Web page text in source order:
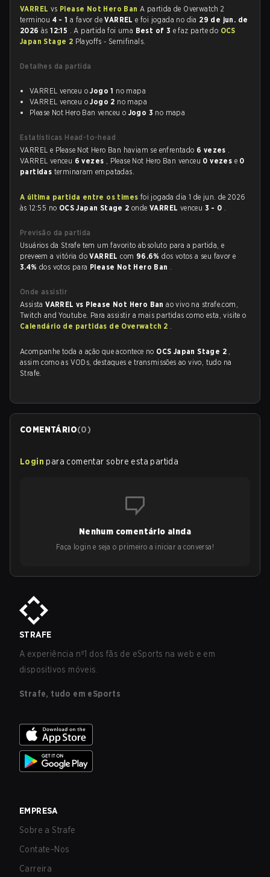
VARREL vs Please Not Hero BanA partida de Overwatch 2
terminou 4 - 1 a favor deVARRELe foi jogada no dia 29 de jun. de
2026 às12:15 . A partida foi uma Best of 3 e faz parte do OCS
Japan Stage 2 Playoffs - Semifinals.
Detalhes da partida
VARREL venceu oJogo 1 no mapa
VARREL venceu oJogo 2 no mapa
Please Not Hero Ban venceu o Jogo 3 no mapa
Estatísticas Head-to-head
VARREL e Please Not Hero Ban haviam se enfrentado 6 vezes .
VARREL venceu 6 vezes , Please Not Hero Ban venceu 0 vezes e 0
partidas terminaram empatadas.
A última partida entre os times foi jogada dia 1 de jun. de 2026
às 12:55 no OCS Japan Stage 2ondeVARREL venceu 3 - 0 .
Previsão da partida
Usuários da Strafe tem um favorito absoluto para a partida, e
preveem a vitória doVARRELcom 96.6%dos votos a seu favor e
3.4% dos votos para Please Not Hero Ban .
Onde assistir
AssistaVARREL vs Please Not Hero Banao vivo na strafe.com,
Twitch and Youtube. Para assistir a mais partidas como esta, visite o
Calendário de partidas de Overwatch 2 .
Acompanhe toda a ação que acontece no OCS Japan Stage 2 ,
assim como as VODs, destaques e transmissões ao vivo, tudo na
Strafe.
COMENTÁRIO(0)
Login para comentar sobre esta partida
Nenhum comentário ainda
Faça login e seja o primeiro a iniciar a conversa!
STRAFE
A experiência nº1 dos fãs de eSports na web e em
dispositivos móveis.
Strafe, tudo em eSports
EMPRESA
Sobre a Strafe
Contate-Nos
Carreira